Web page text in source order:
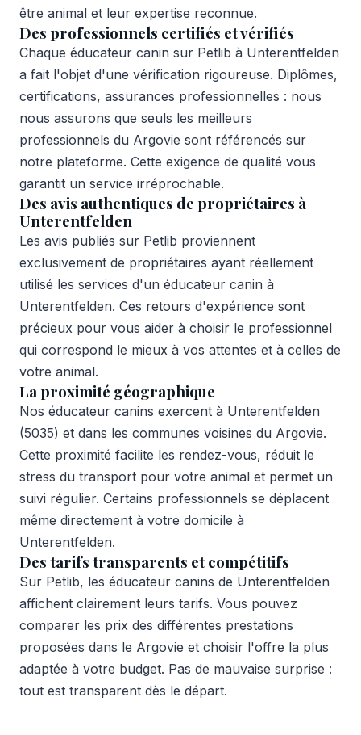
être animal et leur expertise reconnue.
Des professionnels certifiés et vérifiés
Chaque éducateur canin sur Petlib à Unterentfelden
a fait l'objet d'une vérification rigoureuse. Diplômes,
certifications, assurances professionnelles : nous
nous assurons que seuls les meilleurs
professionnels du Argovie sont référencés sur
notre plateforme. Cette exigence de qualité vous
garantit un service irréprochable.
Des avis authentiques de propriétaires à
Unterentfelden
Les avis publiés sur Petlib proviennent
exclusivement de propriétaires ayant réellement
utilisé les services d'un éducateur canin à
Unterentfelden. Ces retours d'expérience sont
précieux pour vous aider à choisir le professionnel
qui correspond le mieux à vos attentes et à celles de
votre animal.
La proximité géographique
Nos éducateur canins exercent à Unterentfelden
(5035) et dans les communes voisines du Argovie.
Cette proximité facilite les rendez-vous, réduit le
stress du transport pour votre animal et permet un
suivi régulier. Certains professionnels se déplacent
même directement à votre domicile à
Unterentfelden.
Des tarifs transparents et compétitifs
Sur Petlib, les éducateur canins de Unterentfelden
affichent clairement leurs tarifs. Vous pouvez
comparer les prix des différentes prestations
proposées dans le Argovie et choisir l'offre la plus
adaptée à votre budget. Pas de mauvaise surprise :
tout est transparent dès le départ.